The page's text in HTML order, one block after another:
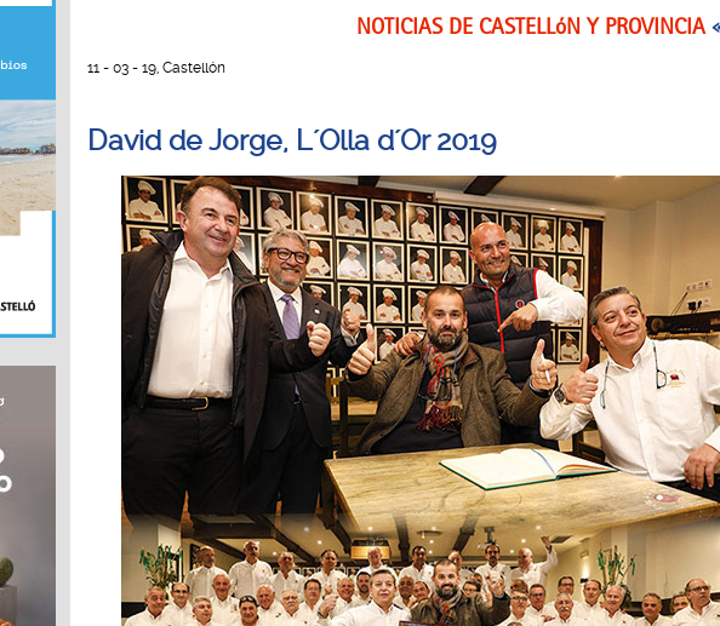
NOTICIAS DE CASTELLóN Y PROVINCIA
11 - 03 - 19, Castellón
David de Jorge, L´Olla d´Or 2019